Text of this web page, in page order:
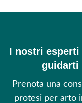
I nostri esperti
guidarti
Prenota una
protesi per arto